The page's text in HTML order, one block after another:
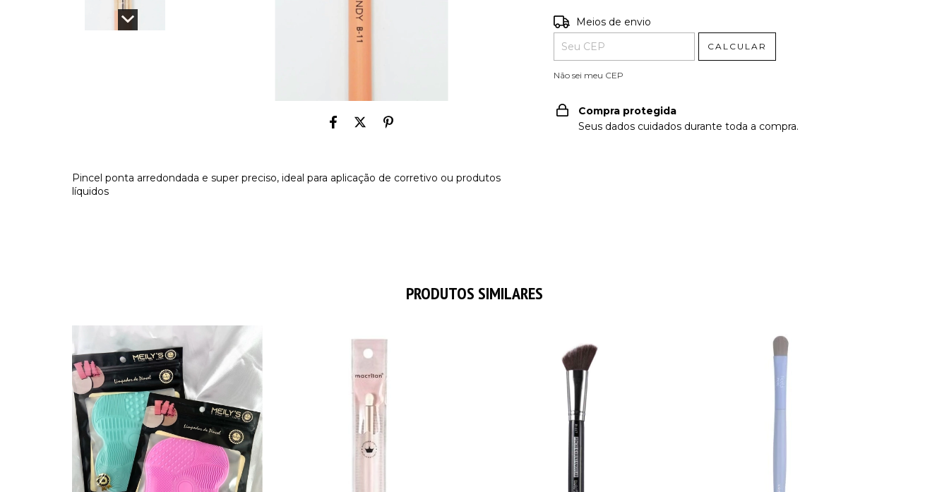
Pincel ponta arredondada e super preciso, ideal para aplicação de corretivo ou produtos
líquidos
Entregas para o CEP:
Meios de envio
CALCULAR
Não sei meu CEP
Compra protegida
Seus dados cuidados durante toda a compra.
PRODUTOS SIMILARES